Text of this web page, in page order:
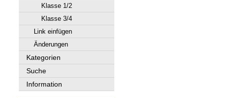
Klasse 1/2
Klasse 3/4
Link einfügen
Änderungen
Kategorien
Suche
Information